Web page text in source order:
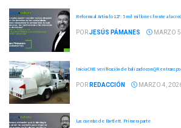
Reforma al Artículo 127: 5 mil millones frente a la
PORJESÚS PÁMANES MARZO
Inicia CNE verificación de balizado con QR en
POR REDACCIÓN MARZO 4,
Las cuentas de Bartlett. Primera parte